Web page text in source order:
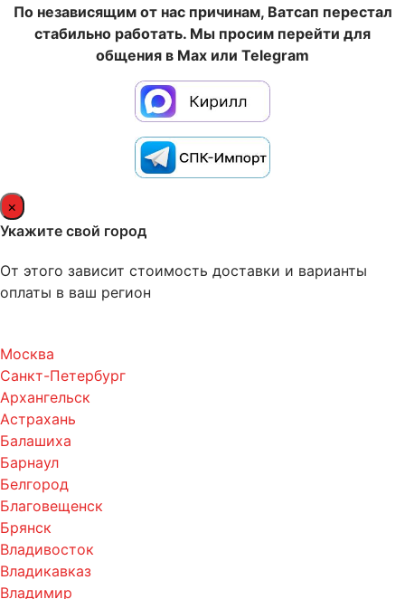
По независящим от нас причинам, Ватсап перестал
стабильно работать. Мы просим перейти для
общения в Max или Telegram
×
Укажите свой город
От этого зависит стоимость доставки и варианты
оплаты в ваш регион
Москва
Санкт-Петербург
Архангельск
Астрахань
Балашиха
Барнаул
Белгород
Благовещенск
Брянск
Владивосток
Владикавказ
Владимир